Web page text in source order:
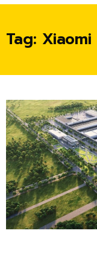
Tag: Xiaomi